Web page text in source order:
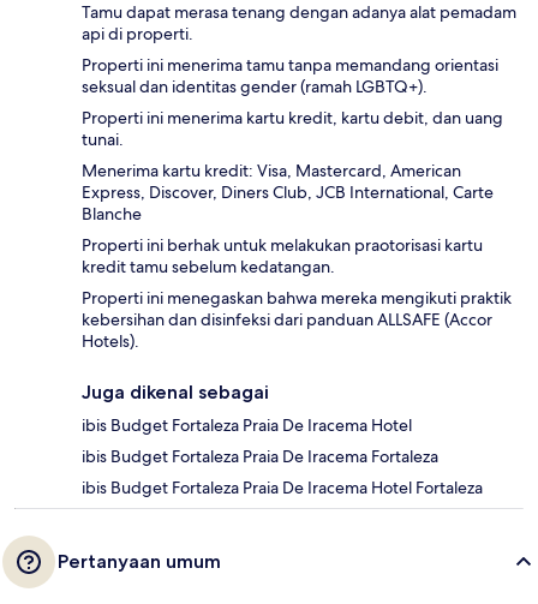
Tamu dapat merasa tenang dengan adanya alat pemadam
api di properti.
Properti ini menerima tamu tanpa memandang orientasi
seksual dan identitas gender (ramah LGBTQ+).
Properti ini menerima kartu kredit, kartu debit, dan uang
tunai.
Menerima kartu kredit: Visa, Mastercard, American
Express, Discover, Diners Club, JCB International, Carte
Blanche
Properti ini berhak untuk melakukan praotorisasi kartu
kredit tamu sebelum kedatangan.
Properti ini menegaskan bahwa mereka mengikuti praktik
kebersihan dan disinfeksi dari panduan ALLSAFE (Accor
Hotels).
Juga dikenal sebagai
ibis Budget Fortaleza Praia De Iracema Hotel
ibis Budget Fortaleza Praia De Iracema Fortaleza
ibis Budget Fortaleza Praia De Iracema Hotel Fortaleza
Pertanyaan umum